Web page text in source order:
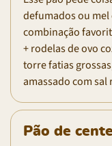
defumados ou mel
combinação
+ rodelas de ovo
torre fatias
amassado com sal
Pão de